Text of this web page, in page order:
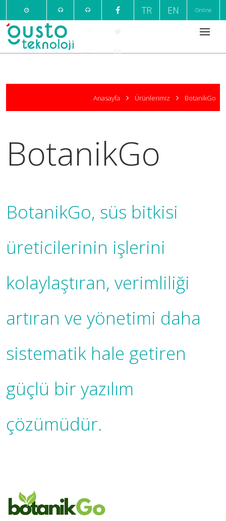
Pazartesi
- Cuma
+90
232
999 666
TR EN Online
Ödeme
Anasayfa Ürünlerimiz BotanikGo
BotanikGo
BotanikGo, süs bitkisi
üreticilerinin işlerini
kolaylaştıran, verimliliği
artıran ve yönetimi daha
sistematik hale getiren
güçlü bir yazılım
çözümüdür.